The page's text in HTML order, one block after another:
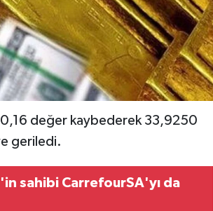
değer kaybederek 33,9250
geriledi.
sahibi CarrefourSA'yı da